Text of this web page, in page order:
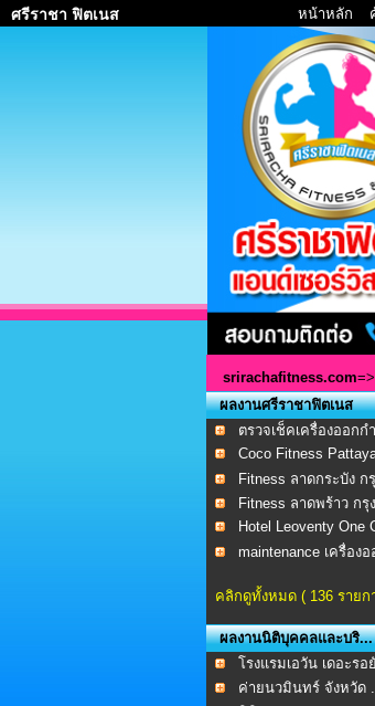
ศรีราชา ฟิตเนส หน้าหลัก
srirachafitness.com=>
ผลงานศรีราชาฟิตเนส
ตรวจเช็คเครื่องออกก
Coco Fitness
Fitness ลาดกระบัง ก
Fitness ลาดพร้าว กรุ
Hotel Leoventy One
maintenance เครื่องอ
คลิกดูทั้งหมด ( 136 รายก
ผลงานนิติบุคคลและบริ...
โรงแรมเอวัน เดอะรอ
ค่ายนวมินทร์ จังหวัด